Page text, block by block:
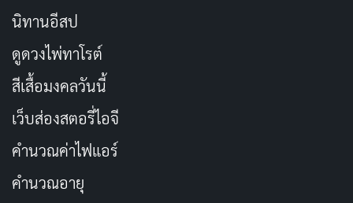
นิทานอีสป
ดูดวงไพ่ทาโรต์
สีเสื้อมงคลวันนี้
เว็บส่องสตอรี่ไอจี
คำนวณค่าไฟแอร์
คำนวณอายุ